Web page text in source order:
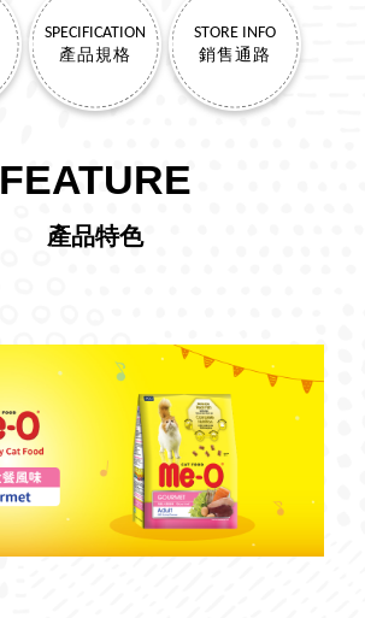
SPECIFICATION
產品規格
STORE INFO
銷售通路
FEATURE
產品特色